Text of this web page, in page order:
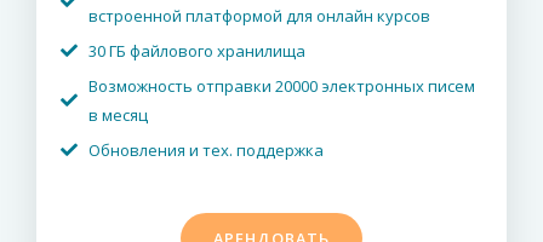
встроенной платформой для онлайн курсов
30 ГБ файлового хранилища
Возможность отправки 20000 электронных писем
в месяц
Обновления и тех. поддержка